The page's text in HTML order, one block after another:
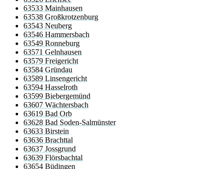
63533 Mainhausen
63538 Großkrotzenburg
63543 Neuberg
63546 Hammersbach
63549 Ronneburg
63571 Gelnhausen
63579 Freigericht
63584 Gründau
63589 Linsengericht
63594 Hasselroth
63599 Biebergemünd
63607 Wächtersbach
63619 Bad Orb
63628 Bad Soden-Salmünster
63633 Birstein
63636 Brachttal
63637 Jossgrund
63639 Flörsbachtal
63654 Büdingen